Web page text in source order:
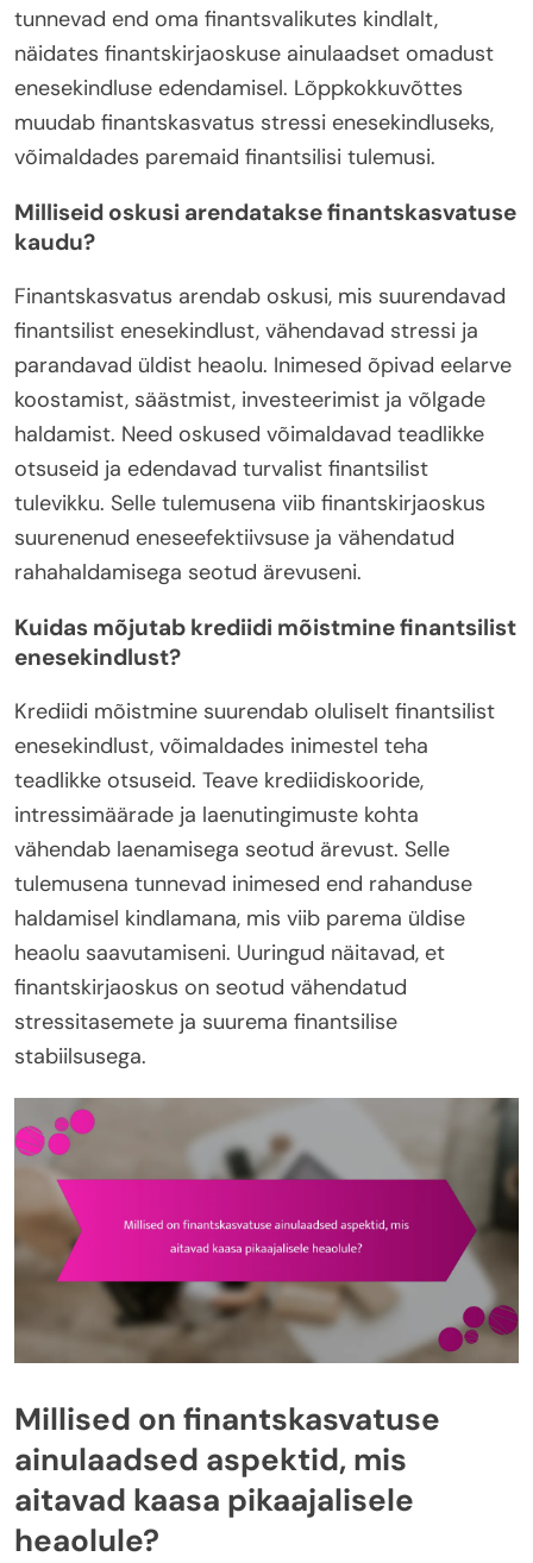
tunnevad end oma finantsvalikutes kindlalt,
näidates finantskirjaoskuse ainulaadset omadust
enesekindluse edendamisel. Lõppkokkuvõttes
muudab finantskasvatus stressi enesekindluseks,
võimaldades paremaid finantsilisi tulemusi.
Milliseid oskusi arendatakse finantskasvatuse
kaudu?
Finantskasvatus arendab oskusi, mis suurendavad
finantsilist enesekindlust, vähendavad stressi ja
parandavad üldist heaolu. Inimesed õpivad eelarve
koostamist, säästmist, investeerimist ja võlgade
haldamist. Need oskused võimaldavad teadlikke
otsuseid ja edendavad turvalist finantsilist
tulevikku. Selle tulemusena viib finantskirjaoskus
suurenenud eneseefektiivsuse ja vähendatud
rahahaldamisega seotud ärevuseni.
Kuidas mõjutab krediidi mõistmine finantsilist
enesekindlust?
Krediidi mõistmine suurendab oluliselt finantsilist
enesekindlust, võimaldades inimestel teha
teadlikke otsuseid. Teave krediidiskooride,
intressimäärade ja laenutingimuste kohta
vähendab laenamisega seotud ärevust. Selle
tulemusena tunnevad inimesed end rahanduse
haldamisel kindlamana, mis viib parema üldise
heaolu saavutamiseni. Uuringud näitavad, et
finantskirjaoskus on seotud vähendatud
stressitasemete ja suurema finantsilise
stabiilsusega.
Millised on finantskasvatuse
ainulaadsed aspektid, mis
aitavad kaasa pikaajalisele
heaolule?